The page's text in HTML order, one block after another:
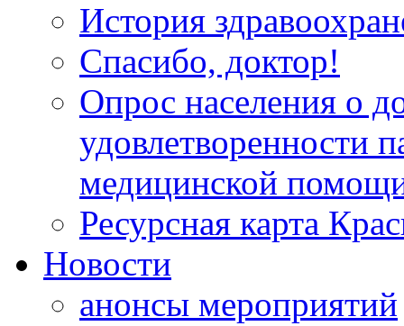
История
Спасибо, доктор!
Опрос населения о
удовлетворенности
медицинской
Ресурсная карта
Новости
анонсы мероприятий